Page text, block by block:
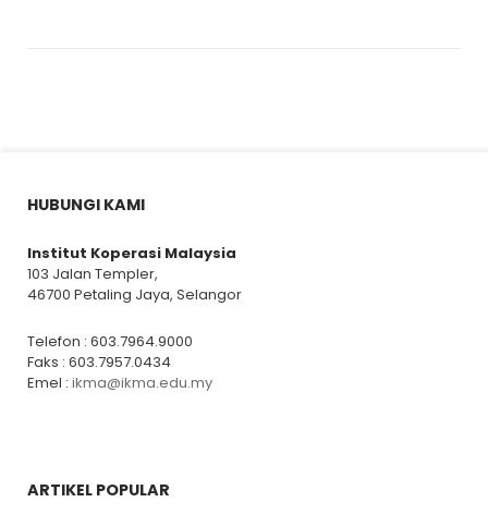
HUBUNGI KAMI
Institut Koperasi Malaysia
103 Jalan Templer,
46700 Petaling Jaya, Selangor
Telefon : 603.7964.9000
Faks : 603.7957.0434
Emel : ikma@ikma.edu.my
ARTIKEL POPULAR